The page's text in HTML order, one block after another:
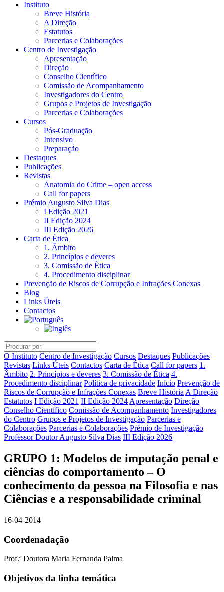
Instituto
Breve História
A Direção
Estatutos
Parcerias e Colaborações
Centro de Investigação
Apresentação
Direção
Conselho Científico
Comissão de Acompanhamento
Investigadores do Centro
Grupos e Projetos de Investigação
Parcerias e Colaborações
Cursos
Pós-Graduação
Intensivo
Preparação
Destaques
Publicações
Revistas
Anatomia do Crime – open access
Call for papers
Prémio Augusto Silva Dias
I Edição 2021
II Edição 2024
III Edição 2026
Carta de Ética
1. Âmbito
2. Princípios e deveres
3. Comissão de Ética
4. Procedimento disciplinar
Prevenção de Riscos de Corrupção e Infrações Conexas
Blog
Links Úteis
Contactos
O Instituto Centro de Investigação Cursos Destaques Publicações
Revistas Links Úteis Contactos Carta de Ética Call for papers 1.
Âmbito 2. Princípios e deveres 3. Comissão de Ética 4.
Procedimento disciplinar Política de privacidade Início Prevenção de
Riscos de Corrupção e Infrações Conexas Breve História A Direção
Estatutos I Edição 2021 II Edição 2024 Apresentação Direção
Conselho Científico Comissão de Acompanhamento Investigadores
do Centro Grupos e Projetos de Investigação Parcerias e
Colaborações Parcerias e Colaborações Prémio de Investigação
Professor Doutor Augusto Silva Dias III Edição 2026
GRUPO 1: Modelos de imputação penal e
ciências do comportamento – O
conhecimento da pessoa na Filosofia e nas
Ciências e a responsabilidade criminal
16-04-2014
Coordenadação
Prof.ª Doutora Maria Fernanda Palma
Objetivos da linha temática